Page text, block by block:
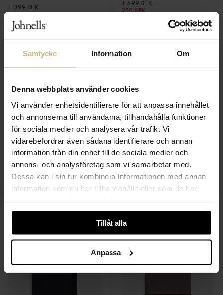
Samtycke Information Om
Denna webbplats använder cookies
Vi använder enhetsidentifierare för att anpassa innehållet
och annonserna till användarna, tillhandahålla funktioner
för sociala medier och analysera vår trafik. Vi
vidarebefordrar även sådana identifierare och annan
information från din enhet till de sociala medier och
annons- och analysföretag som vi samarbetar med.
Dessa kan i sin tur kombinera informationen med annan
information som du har tillhandahållit eller som de har
Tillåt alla
Anpassa
1 099 SEK
1 599 SEK
959 SEK
Embroidered Panel T-Shirt
FRED PERRY
999 SEK
599 SEK
Ringer T-Shirt
FRED PERRY
599 SEK